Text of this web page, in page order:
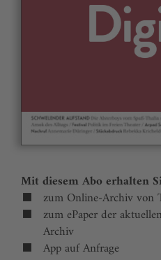
Mit diesem Abo erhalten
zum Online-Archiv von
zum ePaper der
Archiv
App auf Anfrage